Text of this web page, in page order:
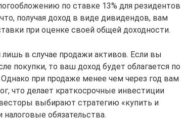
по ставке 13% для резидентов
получая доход в виде дивидендов, вам
при оценке своей общей доходности.
в случае продажи активов. Если вы
покупки, то ваш доход будет облагается по
при продаже менее чем через год вам
что делает краткосрочные инвестиции
выбирают стратегию «купить и
обязательства.